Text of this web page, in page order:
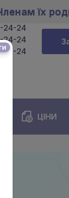
їх
24-24
24-24
24-24
ЦІНИ